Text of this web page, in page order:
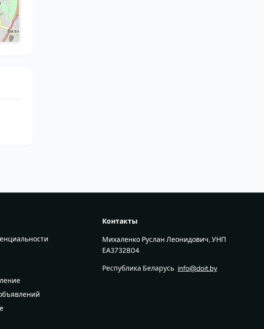
Контакты
Михаленко Руслан Леонидович, УНП
ЕА3732804
Республика Беларусь info@doit.by